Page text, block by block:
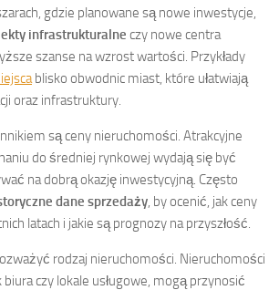
gdzie planowane są nowe inwestycje,
infrastrukturalne czy nowe centra
szanse na wzrost wartości. Przykłady
blisko obwodnic miast, które ułatwiają
oraz infrastruktury.
są ceny nieruchomości. Atrakcyjne
do średniej rynkowej wydają się być
na dobrą okazję inwestycyjną. Często
dane sprzedaży, by ocenić, jak ceny
latach i jakie są prognozy na przyszłość.
rodzaj nieruchomości. Nieruchomości
czy lokale usługowe, mogą przynosić